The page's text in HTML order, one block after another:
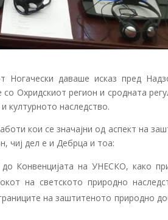
Ногачески даваше исказ пред
Охридскиот регион и сродната
културното наследство.
кои се значајни од аспект на
чиј дел е и Дебрца и тоа:
Конвенцијата на УНЕСКО, како
на светското природно
на заштитеното природно